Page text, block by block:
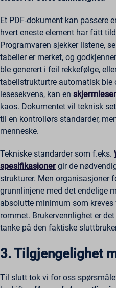
Et PDF-dokument kan passere
hvert eneste element har fått
Programvaren sjekker listene,
tabeller er merket, og
ble generert i feil rekkefølge,
tabellstrukturtre automatisk ble
lesesekvens, kan en skjermleser
kaos. Dokumentet vil teknisk
til en kontrollørs standarder,
menneske.
Tekniske standarder som f.eks.
spesifikasjoner gir de
strukturer. Men organisasjoner
grunnlinjene med det endelige
absolutte minimum som
rommet. Brukervennlighet er
tanke på den faktiske
3. Tilgjengelighet
Til slutt tok vi for oss